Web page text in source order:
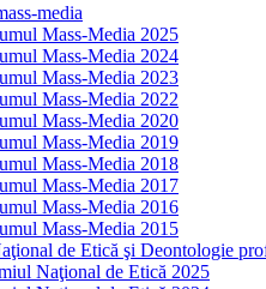
media
Mass-Media 2025
Mass-Media 2024
Mass-Media 2023
Mass-Media 2022
Mass-Media 2020
Mass-Media 2019
Mass-Media 2018
Mass-Media 2017
Mass-Media 2016
Mass-Media 2015
de Etică şi Deontologie
Naţional de Etică 2025